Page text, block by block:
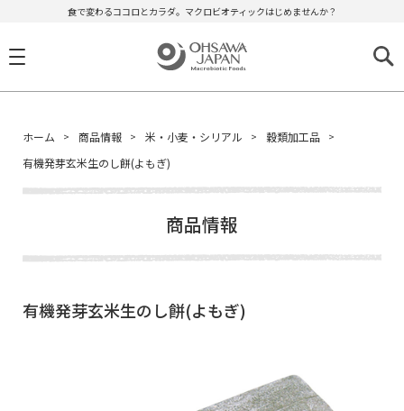
食で変わるココロとカラダ。マクロビオティックはじめませんか？
ホーム 商品情報 米・小麦・シリアル
穀類加工品
有機発芽玄米生のし餅(よもぎ)
商品情報
有機発芽玄米生のし餅(よもぎ)